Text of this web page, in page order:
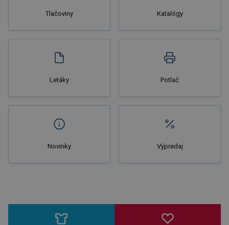
Tlačoviny Katalógy
Letáky Potlač
Novinky Výpredaj